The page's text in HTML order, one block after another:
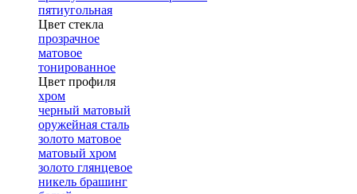
пятиугольная
Цвет стекла
прозрачное
матовое
тонированное
Цвет профиля
хром
черный матовый
оружейная сталь
золото матовое
матовый хром
золото глянцевое
никель брашинг